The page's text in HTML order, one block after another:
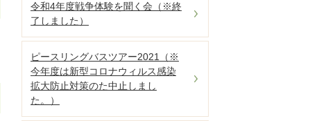
令和4年度戦争体験を聞く会（※終
了しました）
ピースリングバスツアー2021（※
今年度は新型コロナウィルス感染
拡大防止対策のた中止しまし
た。）